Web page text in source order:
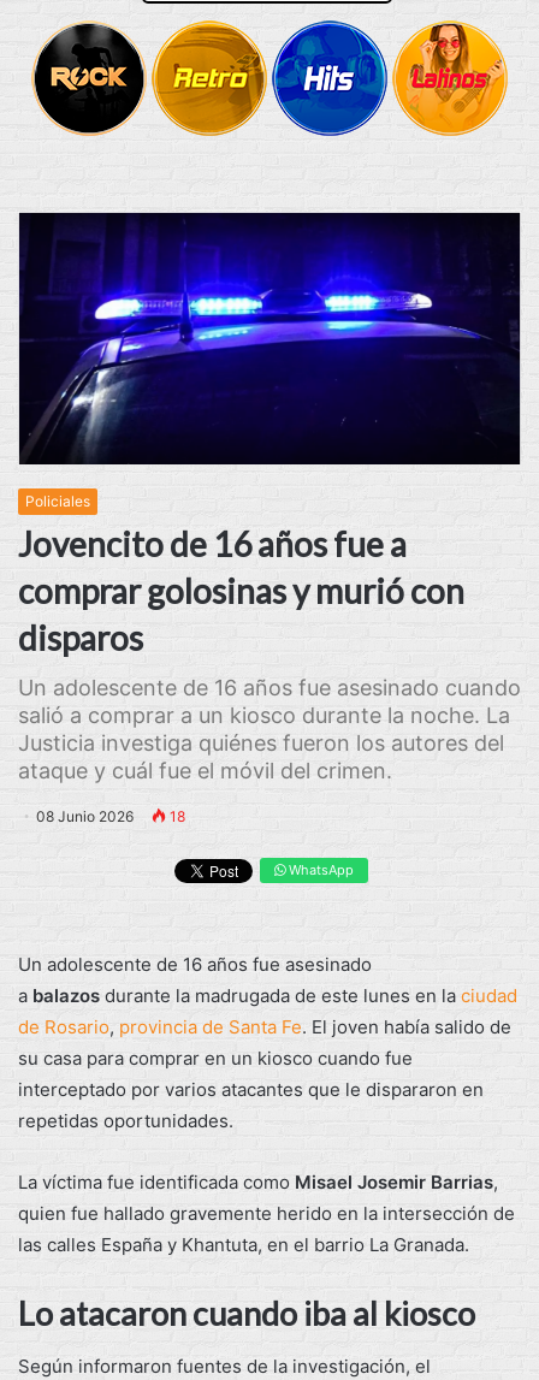
Policiales
Jovencito de 16 años fue a
comprar golosinas y murió con
disparos
Un adolescente de 16 años fue asesinado cuando
salió a comprar a un kiosco durante la noche. La
Justicia investiga quiénes fueron los autores del
ataque y cuál fue el móvil del crimen.
08 Junio 2026 18
WhatsApp
Un adolescente de 16 años fue asesinado
a balazos durante la madrugada de este lunes en la ciudad
de Rosario, provincia de Santa Fe. El joven había salido de
su casa para comprar en un kiosco cuando fue
interceptado por varios atacantes que le dispararon en
repetidas oportunidades.
La víctima fue identificada como Misael Josemir Barrias,
quien fue hallado gravemente herido en la intersección de
las calles España y Khantuta, en el barrio La Granada.
Lo atacaron cuando iba al kiosco
Según informaron fuentes de la investigación, el